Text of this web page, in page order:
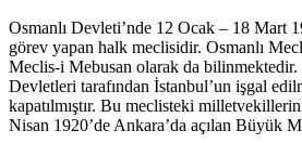
Osmanlı Devleti’nde 12 Ocak – 18 Mart
görev yapan halk meclisidir. Osmanlı
Meclis-i Mebusan olarak da
Devletleri tarafından İstanbul’un işgal
kapatılmıştır. Bu meclisteki
Nisan 1920’de Ankara’da açılan Büyük